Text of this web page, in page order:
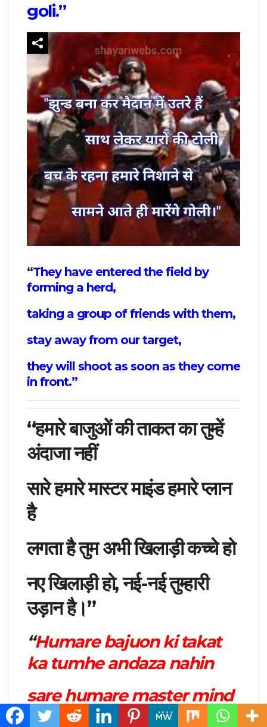
goli.”
“They have entered the field by
forming a herd,
taking a group of friends with them,
stay away from our target,
they will shoot as soon as they come
in front.”
“हमारे बाजुओं की ताकत का तुम्हें
अंदाजा नहीं
सारे हमारे मास्टर माइंड हमारे प्लान
है
लगता है तुम अभी खिलाड़ी कच्चे हो
नए खिलाड़ी हो, नई-नई तुम्हारी
उड़ान है।”
“Humare bajuon ki takat
ka tumhe andaza nahin
sare humare master mind
humare plan hai